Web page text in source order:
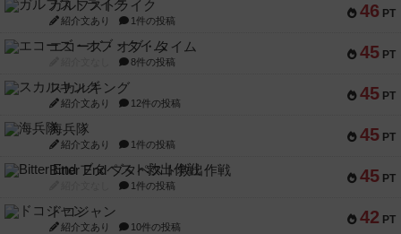
46 PT
ガルフストライク
紹介文あり 1件の投稿
45 PT
エコーズ・オブ・タイム
8件の投稿
45 PT
スカルキング
紹介文あり 12件の投稿
45 PT
海兵隊
紹介文あり 1件の投稿
45 PT
Bitter End ブタペスト救出作戦
1件の投稿
42 PT
ドコジャン
紹介文あり 10件の投稿